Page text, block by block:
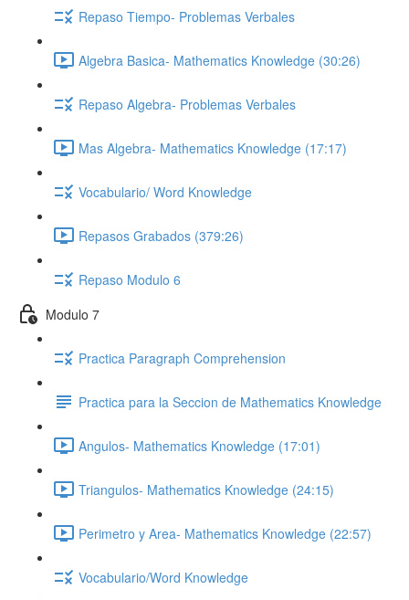
Repaso Tiempo- Problemas Verbales
Algebra Basica- Mathematics Knowledge (30:26)
Repaso Algebra- Problemas Verbales
Mas Algebra- Mathematics Knowledge (17:17)
Vocabulario/ Word Knowledge
Repasos Grabados (379:26)
Repaso Modulo 6
Modulo 7
Practica Paragraph Comprehension
Practica para la Seccion de Mathematics Knowledge
Angulos- Mathematics Knowledge (17:01)
Triangulos- Mathematics Knowledge (24:15)
Perimetro y Area- Mathematics Knowledge (22:57)
Vocabulario/Word Knowledge